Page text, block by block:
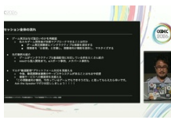
か、場面写クリアファイルなど